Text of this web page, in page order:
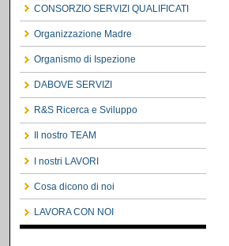
CONSORZIO SERVIZI QUALIFICATI
Organizzazione Madre
Organismo di Ispezione
DABOVE SERVIZI
R&S Ricerca e Sviluppo
Il nostro TEAM
I nostri LAVORI
Cosa dicono di noi
LAVORA CON NOI